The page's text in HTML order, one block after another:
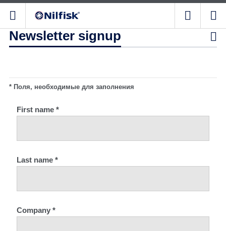
Newsletter signup 
* Поля, необходимые для заполнения
First name *
Last name *
Company *